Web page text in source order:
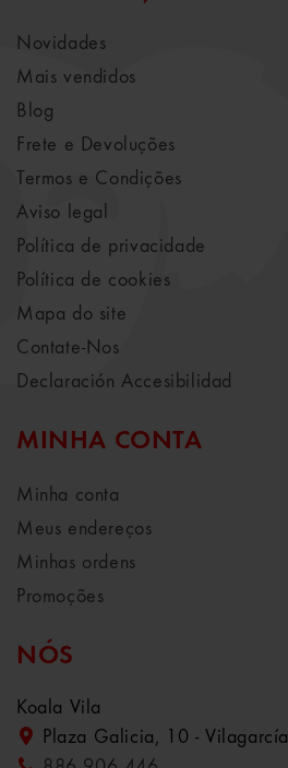
Novidades
Mais vendidos
Blog
Frete e Devoluções
Termos e Condições
Aviso legal
Política de privacidade
Política de cookies
Mapa do site
Contate-Nos
Declaración Accesibilidad
MINHA CONTA
Minha conta
Meus endereços
Minhas ordens
Promoções
NÓS
Koala Vila
Plaza Galicia, 10 - Vilagarcía